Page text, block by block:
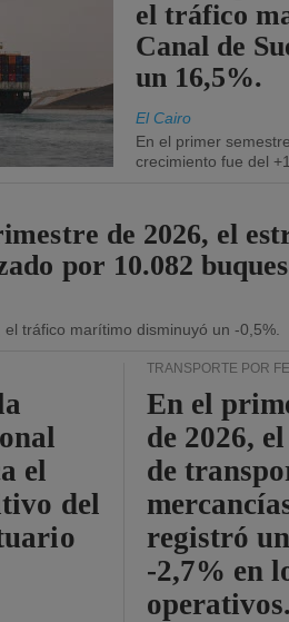
el tráfico
Canal de
un 16,5%.
El Cairo
En el primer
crecimiento fue del
de 2026, el
por 10.082
tráfico marítimo disminuyó un -0,5%.
el
del
TRANSPORTE POR
En el
de 2026,
de
registró
-2,7% en